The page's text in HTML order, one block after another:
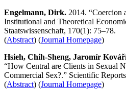
Engelmann, Dirk. 2014. “Coercion
Institutional and Theoretical
Staatswissenschaft, 170(1): 75–78.
(Abstract) (Journal Homepage)
Hsieh, Chih-Sheng, Jaromír
“How Central are Clients in Sexual
Commercial Sex?.” Scientific
(Abstract) (Journal Homepage)